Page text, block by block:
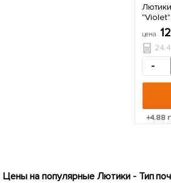
цена
24.4
-
+4.88
Цены на популярные Лютики - Тип